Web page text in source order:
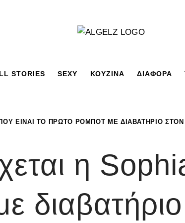
STORIES SEXY ΚΟΥΖΙΝΑ ΔΙΑΦΟΡΑ
ΕΊΝΑΙ ΤΟ ΠΡΏΤΟ ΡΟΜΠΌΤ ΜΕ ΔΙΑΒΑΤΉΡΙΟ
η